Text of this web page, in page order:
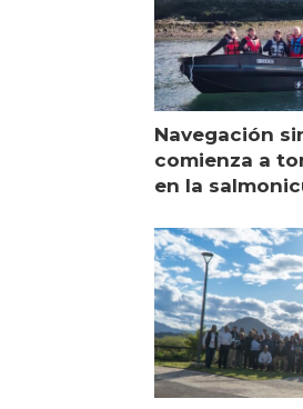
Navegación
comienza a
en la